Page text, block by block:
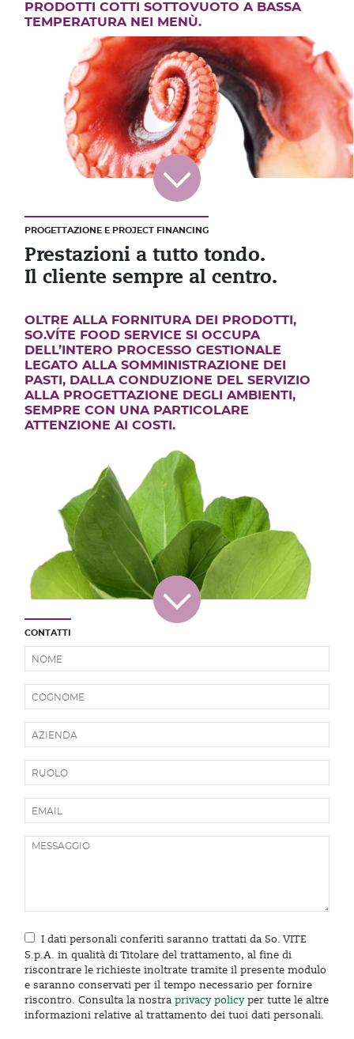
PRODOTTI COTTI SOTTOVUOTO A BASSA
TEMPERATURA NEI MENÙ.
PROGETTAZIONE E PROJECT FINANCING
Prestazioni a tutto tondo.
Il cliente sempre al centro.
OLTRE ALLA FORNITURA DEI PRODOTTI,
SO.VÍTE FOOD SERVICE SI OCCUPA
DELL’INTERO PROCESSO GESTIONALE
LEGATO ALLA SOMMINISTRAZIONE DEI
PASTI, DALLA CONDUZIONE DEL SERVIZIO
ALLA PROGETTAZIONE DEGLI AMBIENTI,
SEMPRE CON UNA PARTICOLARE
ATTENZIONE AI COSTI.
CONTATTI
I dati personali conferiti saranno trattati da So. VITE
S.p.A. in qualità di Titolare del trattamento, al fine di
riscontrare le richieste inoltrate tramite il presente modulo
e saranno conservati per il tempo necessario per fornire
riscontro. Consulta la nostra privacy policyper tutte le altre
informazioni relative al trattamento dei tuoi dati personali.